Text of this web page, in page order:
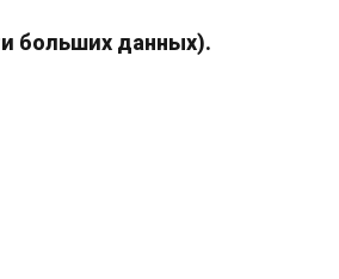
больших данных).